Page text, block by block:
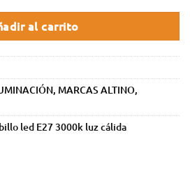
al carrito
, MARCAS ALTINO,
led E27 3000k luz cálida